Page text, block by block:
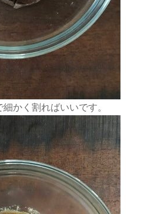
かく割ればいいです。